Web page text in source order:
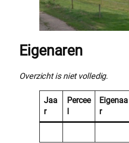
Eigenaren
Overzicht is niet volledig.
Jaa
r
Percee
l
Eigenaa
r